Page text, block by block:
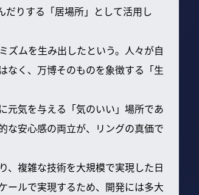
だりする「居場所」として活用し
ズムを生み出したという。人々が自
なく、万博そのものを象徴する「生
元気を与える「気のいい」場所であ
な安心感の両立が、リングの真価で
、複雑な技術を大規模で実現した日
ールで実現するため、開発には多大